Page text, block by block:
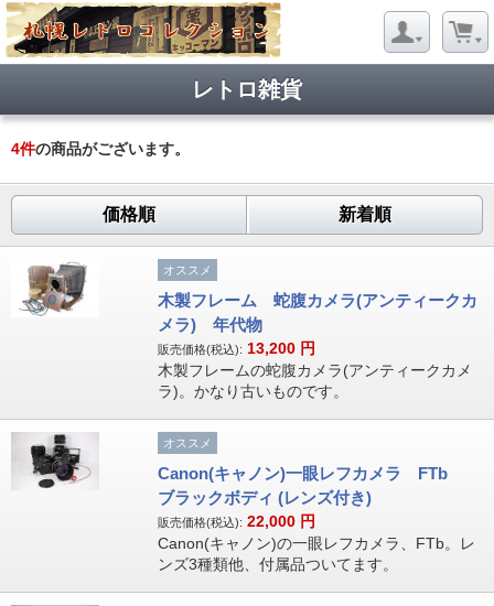
レトロ雑貨
4件の商品がございます。
価格順 新着順
オススメ
木製フレーム 蛇腹カメラ(アンティークカ
メラ) 年代物
販売価格(税込): 13,200 円
木製フレームの蛇腹カメラ(アンティークカメ
ラ)。かなり古いものです。
オススメ
Canon(キャノン)一眼レフカメラ FTb
ブラックボディ (レンズ付き)
販売価格(税込): 22,000 円
Canon(キャノン)の一眼レフカメラ、FTb。レ
ンズ3種類他、付属品ついてます。